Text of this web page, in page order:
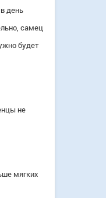
день
самец
будет
не
мягких